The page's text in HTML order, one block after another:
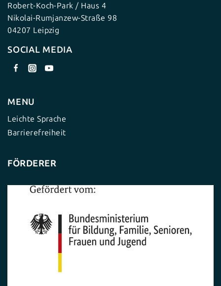
Robert-Koch-Park / Haus 4
Nikolai-Rumjanzew-Straße 98
04207 Leipzig
SOCIAL MEDIA
MENU
Leichte Sprache
Barrierefreiheit
FÖRDERER